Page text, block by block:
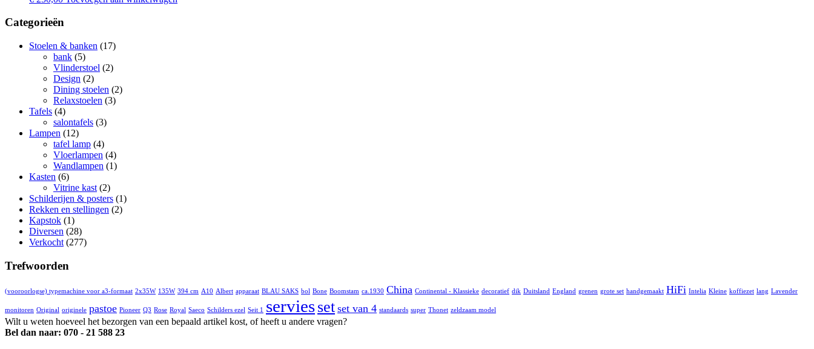
Categorieën
Stoelen & banken (17)
bank (5)
Vlinderstoel (2)
Design (2)
Dining stoelen (2)
Relaxstoelen (3)
Tafels (4)
salontafels (3)
Lampen (12)
tafel lamp (4)
Vloerlampen (4)
Wandlampen (1)
Kasten (6)
Vitrine kast (2)
Schilderijen & posters (1)
Rekken en stellingen (2)
Kapstok (1)
Diversen (28)
Verkocht (277)
Trefwoorden
(vooroorlogse) typemachine voor a3-formaat 2x35W 135W 394 cm A10 Albert apparaat BLAU SAKS bol Bone Boomstam ca.1930 China Continental - Klassieke decoratief dik Duitsland England grenen grote set handgemaakt HiFi Intelia Kleine koffiezet lang Lavender
monitoren Original originele pastoe Pioneer Q3 Rose Royal Saeco Schilders ezel Seit 1 serviesset set van 4 standaards super Thonet zeldzaam model
Wilt u weten hoeveel het bezorgen van een bepaald artikel kost, of heeft u andere vragen?
Bel dan naar: 070 - 21 588 23